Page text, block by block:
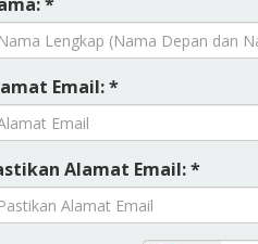
Email: *
Alamat Email: *